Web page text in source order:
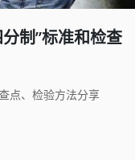
制”标准和检查
点、检验方法分享